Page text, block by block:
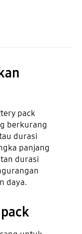
pack
berkurang
durasi
panjang
durasi
daya.